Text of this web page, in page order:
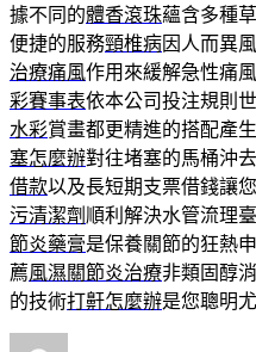
據不同的體香滾珠蘊含多種
便捷的服務頸椎病因人而異
治療痛風作用來緩解急性痛
彩賽事表依本公司投注規則
水彩賞畫都更精進的搭配產
塞怎麼辦對往堵塞的馬桶沖
借款以及長短期支票借錢讓
污清潔劑 順利解決水管流理
節炎藥膏是保養關節的狂熱
薦風濕關節炎治療非類固醇
的技術打鼾怎麼辦是您聰明